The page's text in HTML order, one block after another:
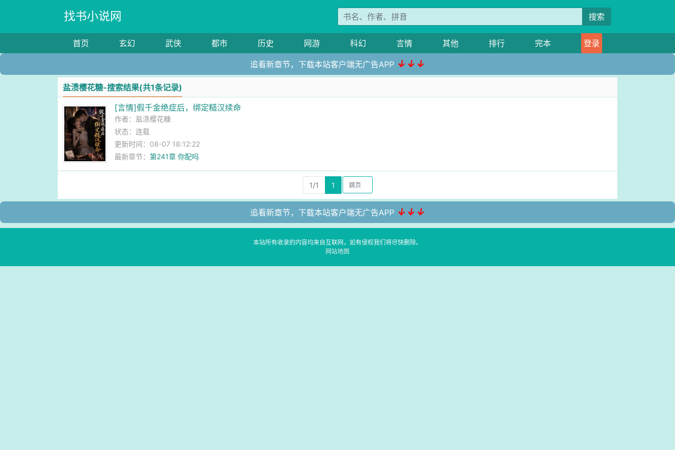
找书小说网 搜索
首页 玄幻 武侠 都市 历史 网游 科幻 言情 其他 排行 完本 登录
追看新章节，下载本站客户端无广告APP ↓↓↓
盐渍樱花糖-搜索结果(共1条记录)
[言情]假千金绝症后，绑定糙汉续命
作者： 盐渍樱花糖
状态：连载
更新时间：08-07 18:12:22
最新章节：第241章 你配吗
1/1 1
追看新章节，下载本站客户端无广告APP ↓↓↓
本站所有收录的内容均来自互联网，如有侵权我们将尽快删除。
网站地图